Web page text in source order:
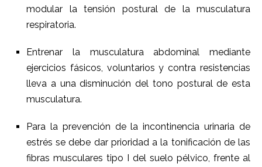
modular la tensión postural de la musculatura
respiratoria.
Entrenar la musculatura abdominal mediante
ejercicios fásicos, voluntarios y contra resistencias
lleva a una disminución del tono postural de esta
musculatura.
Para la prevención de la incontinencia urinaria de
estrés se debe dar prioridad a la tonificación de las
fibras musculares tipo I del suelo pélvico, frente al